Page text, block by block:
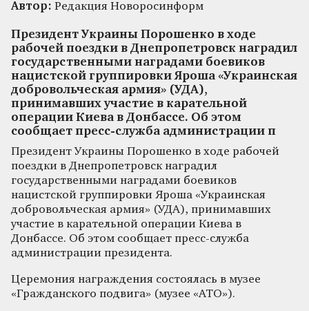
Автор: Редакция Новоросинформ
Президент Украины Порошенко в ходе
рабочей поездки в Днепропетровск наградил
государственными наградами боевиков
нацистской группировки Яроша «Украинская
добровольческая армия» (УДА),
принимавших участие в карательной
операции Киева в Донбассе. Об этом
сообщает пресс-служба администрации п
Президент Украины Порошенко в ходе рабочей
поездки в Днепропетровск наградил
государственными наградами боевиков
нацистской группировки Яроша «Украинская
добровольческая армия» (УДА), принимавших
участие в карательной операции Киева в
Донбассе. Об этом сообщает пресс-служба
администрации президента.
Церемония награждения состоялась в музее
«Гражданского подвига» (музее «АТО»).